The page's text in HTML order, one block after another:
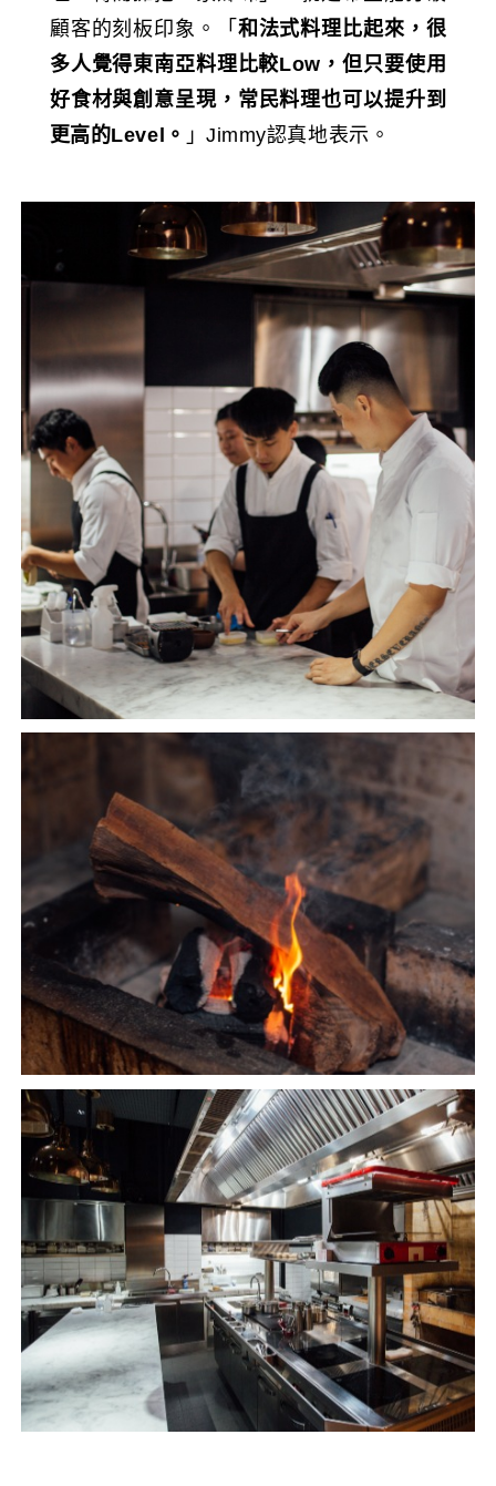
顧客的刻板印象。「 和法式料理比起來，很
多人覺得東南亞料理比較Low，但只要使用
好食材與創意呈現，常民料理也可以提升到
更高的Level。 」Jimmy認真地表示。